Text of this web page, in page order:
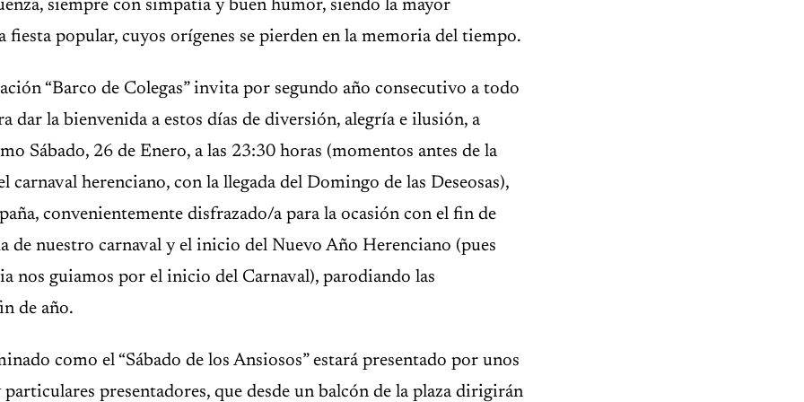
siempre con simpatía y buen humor, siendo la mayor
fiesta popular, cuyos orígenes se pierden en la memoria del tiempo.
“Barco de Colegas” invita por segundo año consecutivo a todo
dar la bienvenida a estos días de diversión, alegría e ilusión, a
Sábado, 26 de Enero, a las 23:30 horas (momentos antes de la
carnaval herenciano, con la llegada del Domingo de las Deseosas),
convenientemente disfrazado/a para la ocasión con el fin de
de nuestro carnaval y el inicio del Nuevo Año Herenciano (pues
nos guiamos por el inicio del Carnaval), parodiando las
de año.
como el “Sábado de los Ansiosos” estará presentado por unos
particulares presentadores, que desde un balcón de la plaza dirigirán